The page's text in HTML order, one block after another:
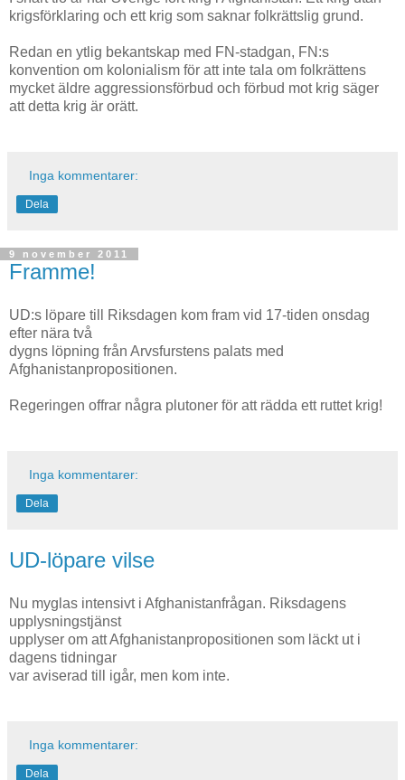
krigsförklaring och ett krig som saknar folkrättslig grund.
Redan en ytlig bekantskap med FN-stadgan, FN:s
konvention om kolonialism för att inte tala om folkrättens
mycket äldre aggressionsförbud och förbud mot krig säger
att detta krig är orätt.
Inga kommentarer:
Dela
9 november 2011
Framme!
UD:s löpare till Riksdagen kom fram vid 17-tiden onsdag
efter nära två
dygns löpning från Arvsfurstens palats med
Afghanistanpropositionen.
Regeringen offrar några plutoner för att rädda ett ruttet krig!
Inga kommentarer:
Dela
UD-löpare vilse
Nu myglas intensivt i Afghanistanfrågan. Riksdagens
upplysningstjänst
upplyser om att Afghanistanpropositionen som läckt ut i
dagens tidningar
var aviserad till igår, men kom inte.
Inga kommentarer:
Dela